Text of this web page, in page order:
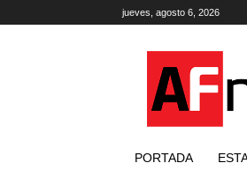
jueves, agosto 6, 2026
PORTADA